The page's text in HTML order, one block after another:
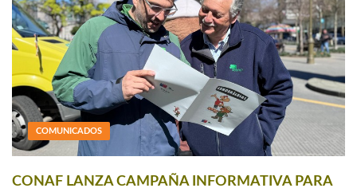
COMUNICADOS
CONAF LANZA CAMPAÑA INFORMATIVA PARA